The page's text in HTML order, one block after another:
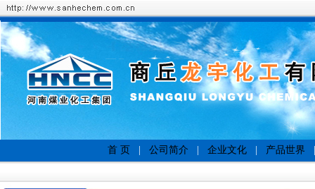
首 页 公司简介 企业文化| 产品世界